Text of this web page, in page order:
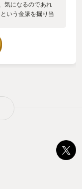
気になるのであれ
いう金脈を掘り当
時代とも言える時
際に、「時間泥
」などと言われ、
てくるのは、ここ
だけの作品かと
大のオリジナリ
人デベロッパーの
隈で知らないもの